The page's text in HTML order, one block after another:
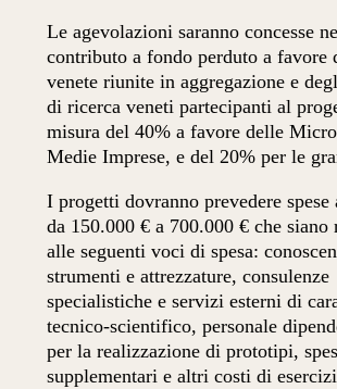
Le agevolazioni saranno concesse
contributo a fondo perduto a favore
venete riunite in aggregazione e
di ricerca veneti partecipanti al
misura del 40% a favore delle
Medie Imprese, e del 20% per le
I progetti dovranno prevedere
da 150.000 € a 700.000 € che
alle seguenti voci di spesa:
strumenti e attrezzature, consulenze
specialistiche e servizi esterni di
tecnico-scientifico, personale
per la realizzazione di prototipi,
supplementari e altri costi di